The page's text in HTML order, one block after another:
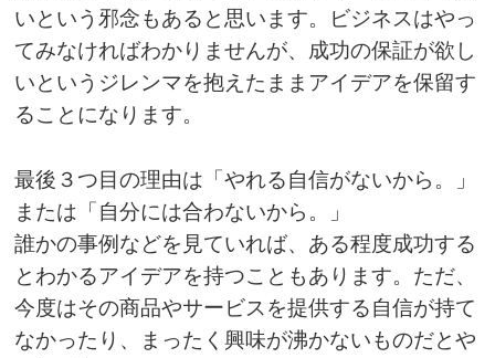
いという邪念もあると思います。ビジネスはやっ
てみなければわかりませんが、成功の保証が欲し
いというジレンマを抱えたままアイデアを保留す
ることになります。
最後３つ目の理由は「やれる自信がないから。」
または「自分には合わないから。」
誰かの事例などを見ていれば、ある程度成功する
とわかるアイデアを持つこともあります。ただ、
今度はその商品やサービスを提供する自信が持て
なかったり、まったく興味が沸かないものだとや